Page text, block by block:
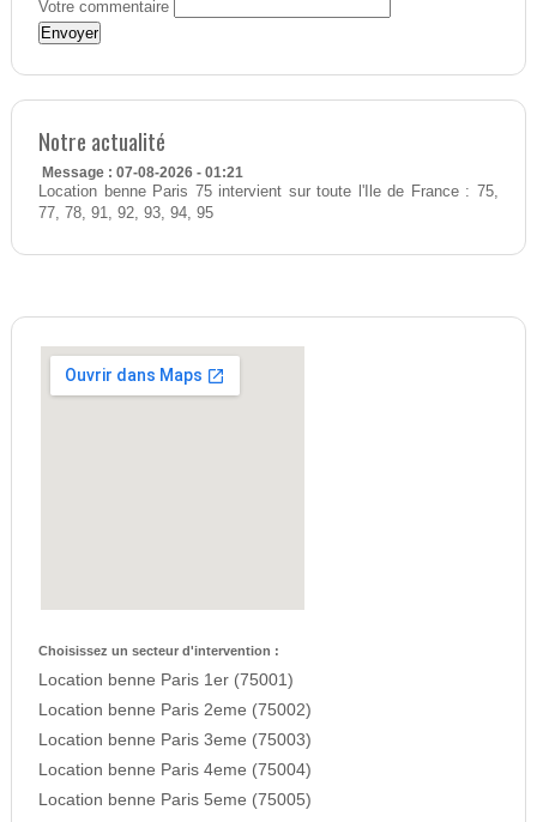
Votre commentaire
Notre actualité
Message : 07-08-2026 - 01:21
Location benne Paris 75 intervient sur toute l'Ile de France : 75,
77, 78, 91, 92, 93, 94, 95
Choisissez un secteur d'intervention :
Location benne Paris 1er (75001)
Location benne Paris 2eme (75002)
Location benne Paris 3eme (75003)
Location benne Paris 4eme (75004)
Location benne Paris 5eme (75005)